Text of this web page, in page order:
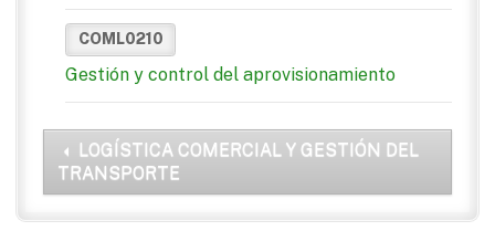
COML0210
Gestión y control del aprovisionamiento
LOGÍSTICA COMERCIAL Y GESTIÓN DEL
TRANSPORTE